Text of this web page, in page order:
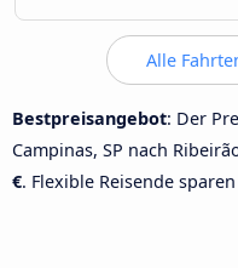
Alle
Bestpreisangebot: Der
Campinas, SP nach
€. Flexible Reisende